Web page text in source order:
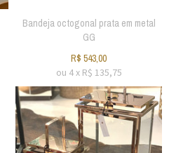
Bandeja octogonal prata em metal
GG
R$ 543,00
ou 4x R$ 135,75